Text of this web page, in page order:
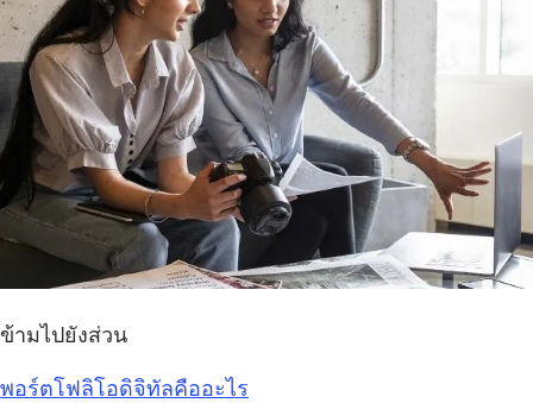
ข้ามไปยังส่วน
พอร์ตโฟลิโอดิจิทัลคืออะไร